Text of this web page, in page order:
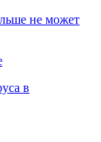
не может
в